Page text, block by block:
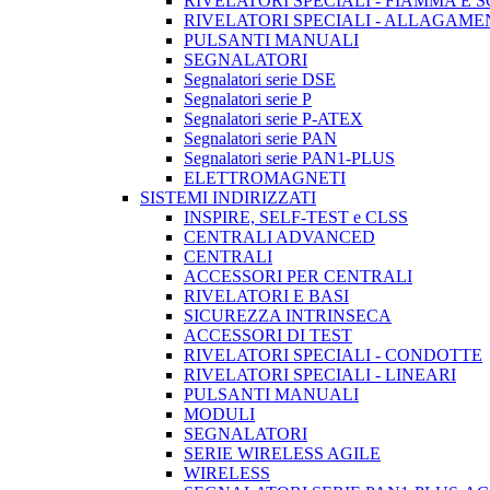
RIVELATORI SPECIALI -
PULSANTI MANUALI
SEGNALATORI
Segnalatori serie DSE
Segnalatori serie P
Segnalatori serie P-ATEX
Segnalatori serie PAN
Segnalatori serie PAN1-PLUS
ELETTROMAGNETI
SISTEMI INDIRIZZATI
INSPIRE, SELF-TEST e CLSS
CENTRALI ADVANCED
CENTRALI
ACCESSORI PER CENTRALI
RIVELATORI E BASI
SICUREZZA INTRINSECA
ACCESSORI DI TEST
RIVELATORI SPECIALI - CONDOTTE
RIVELATORI SPECIALI - LINEARI
PULSANTI MANUALI
MODULI
SEGNALATORI
SERIE WIRELESS AGILE
WIRELESS